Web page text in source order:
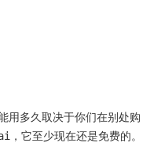
用多久取决于你们在别处购
它至少现在还是免费的。